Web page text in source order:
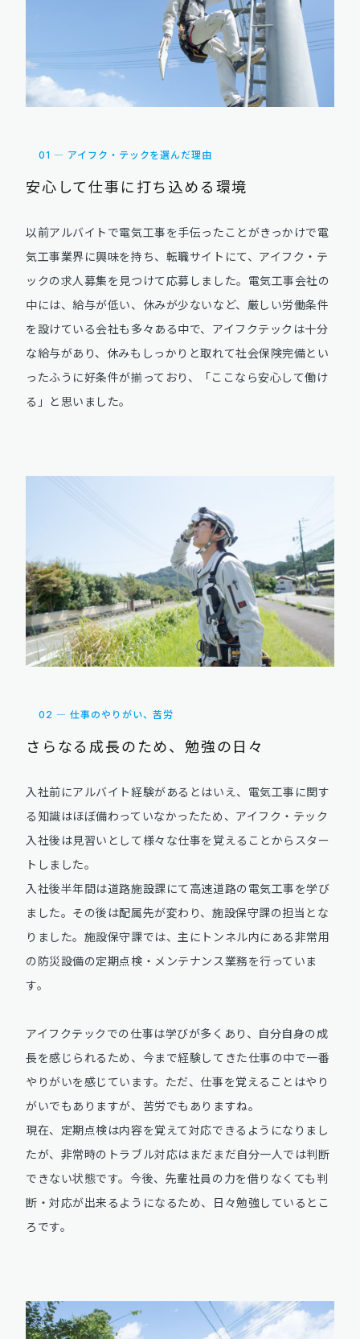
01 ― アイフク・テックを選んだ理由
安心して仕事に打ち込める環境
以前アルバイトで電気工事を手伝ったことがきっかけで電
気工事業界に興味を持ち、転職サイトにて、アイフク・テ
ックの求人募集を見つけて応募しました。電気工事会社の
中には、給与が低い、休みが少ないなど、厳しい労働条件
を設けている会社も多々ある中で、アイフクテックは十分
な給与があり、休みもしっかりと取れて社会保険完備とい
ったふうに好条件が揃っており、「ここなら安心して働け
る」と思いました。
02 ― 仕事のやりがい、苦労
さらなる成長のため、勉強の日々
入社前にアルバイト経験があるとはいえ、電気工事に関す
る知識はほぼ備わっていなかったため、アイフク・テック
入社後は見習いとして様々な仕事を覚えることからスター
トしました。
入社後半年間は道路施設課にて高速道路の電気工事を学び
ました。その後は配属先が変わり、施設保守課の担当とな
りました。施設保守課では、主にトンネル内にある非常用
の防災設備の定期点検・メンテナンス業務を行っていま
す。
アイフクテックでの仕事は学びが多くあり、自分自身の成
長を感じられるため、今まで経験してきた仕事の中で一番
やりがいを感じています。ただ、仕事を覚えることはやり
がいでもありますが、苦労でもありますね。
現在、定期点検は内容を覚えて対応できるようになりまし
たが、非常時のトラブル対応はまだまだ自分一人では判断
できない状態です。今後、先輩社員の力を借りなくても判
断・対応が出来るようになるため、日々勉強しているとこ
ろです。